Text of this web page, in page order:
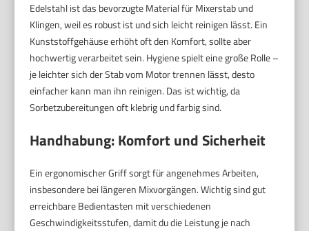
Edelstahl ist das bevorzugte Material für Mixerstab und
Klingen, weil es robust ist und sich leicht reinigen lässt. Ein
Kunststoffgehäuse erhöht oft den Komfort, sollte aber
hochwertig verarbeitet sein. Hygiene spielt eine große Rolle –
je leichter sich der Stab vom Motor trennen lässt, desto
einfacher kann man ihn reinigen. Das ist wichtig, da
Sorbetzubereitungen oft klebrig und farbig sind.
Handhabung: Komfort und Sicherheit
Ein ergonomischer Griff sorgt für angenehmes Arbeiten,
insbesondere bei längeren Mixvorgängen. Wichtig sind gut
erreichbare Bedientasten mit verschiedenen
Geschwindigkeitsstufen, damit du die Leistung je nach